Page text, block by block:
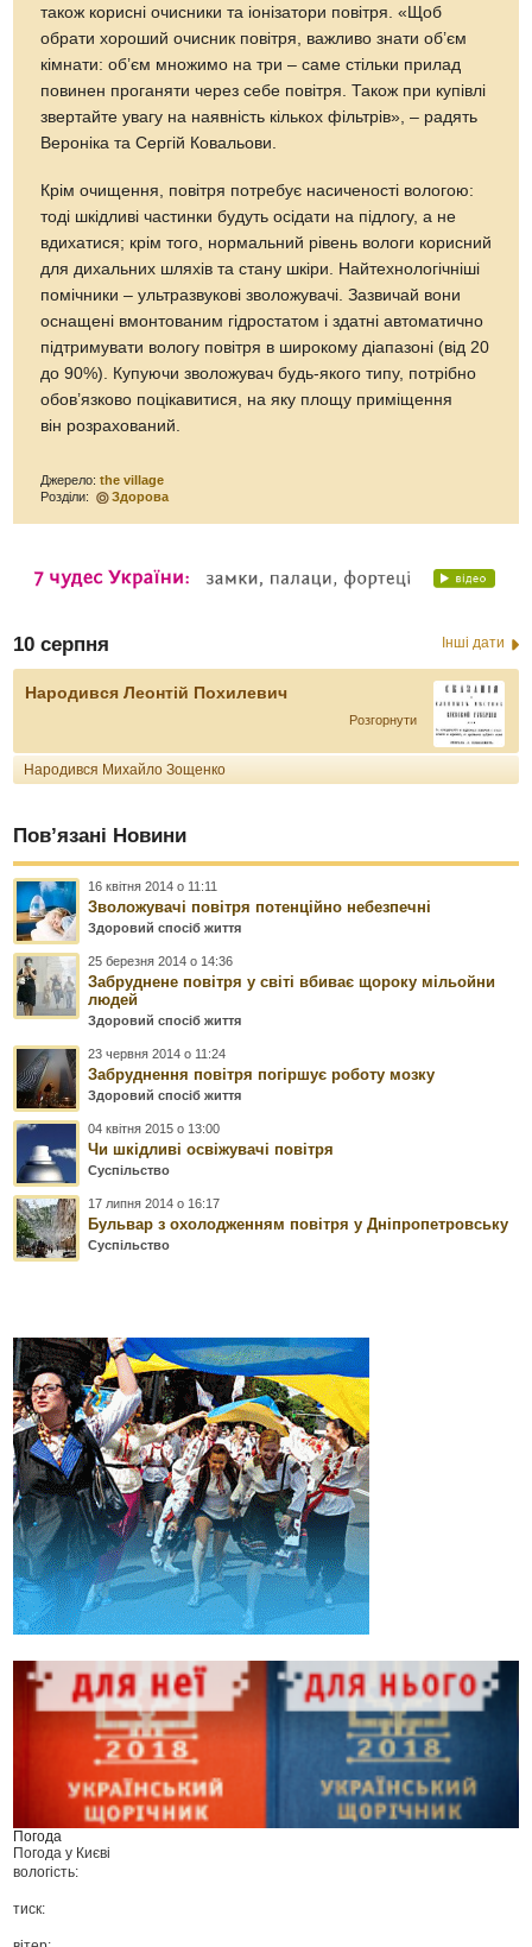
також корисні очисники та іонізатори повітря. «Щоб
обрати хороший очисник повітря, важливо знати об’єм
кімнати: об’єм множимо на три – саме стільки прилад
повинен проганяти через себе повітря. Також при купівлі
звертайте увагу на наявність кількох фільтрів», – радять
Вероніка та Сергій Ковальови.
Крім очищення, повітря потребує насиченості вологою:
тоді шкідливі частинки будуть осідати на підлогу, а не
вдихатися; крім того, нормальний рівень вологи корисний
для дихальних шляхів та стану шкіри. Найтехнологічніші
помічники – ультразвукові зволожувачі. Зазвичай вони
оснащені вмонтованим гідростатом і здатні автоматично
підтримувати вологу повітря в широкому діапазоні (від 20
до 90%). Купуючи зволожувач будь-якого типу, потрібно
обов’язково поцікавитися, на яку площу приміщення
він розрахований.
Джерело:the village
Розділи:
Здорова
10 серпня Інші дати
Народився Леонтій Похилевич
Розгорнути
Народився Михайло Зощенко
Пов’язані Новини
16 квітня 2014 о 11:11
Зволожувачі повітря потенційно небезпечні
Здоровий спосіб життя
25 березня 2014 о 14:36
Забруднене повітря у світі вбиває щороку мільойни
людей
Здоровий спосіб життя
23 червня 2014 о 11:24
Забруднення повітря погіршує роботу мозку
Здоровий спосіб життя
04 квітня 2015 о 13:00
Чи шкідливі освіжувачі повітря
Суспільство
17 липня 2014 о 16:17
Бульвар з охолодженням повітря у Дніпропетровську
Суспільство
Погода
Погода у Києві
вологість:
тиск: